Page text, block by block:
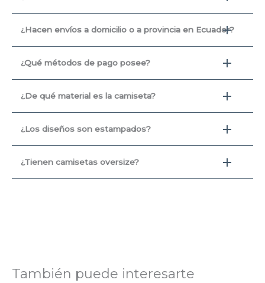
¿Hacen envíos a domicilio o a provincia en Ecuador?
¿Qué métodos de pago posee?
¿De qué material es la camiseta?
¿Los diseños son estampados?
¿Tienen camisetas oversize?
También puede interesarte